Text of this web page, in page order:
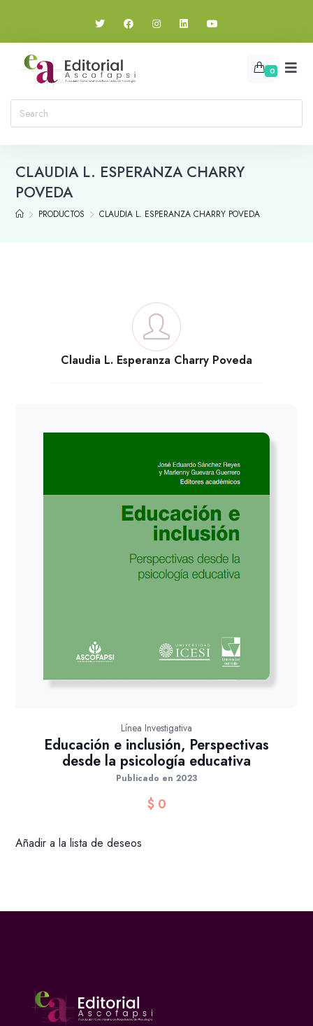
0
CLAUDIA L. ESPERANZA CHARRY
POVEDA
PRODUCTOS CLAUDIA L. ESPERANZA CHARRY POVEDA
Claudia L. Esperanza Charry Poveda
Línea Investigativa
Educación e inclusión, Perspectivas
desde la psicología educativa
Publicado en 2023
$0
Añadir a la lista de deseos